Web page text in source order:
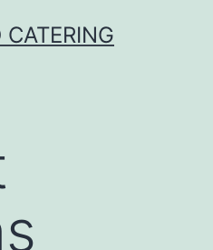
CATERING